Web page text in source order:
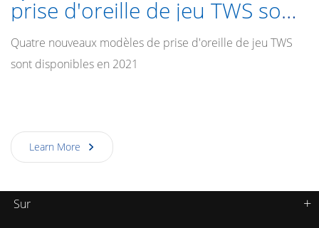
prise d'oreille de jeu TWS sont
disponibles en 2021
Quatre nouveaux modèles de prise d'oreille de jeu TWS
sont disponibles en 2021
Learn More
Sur